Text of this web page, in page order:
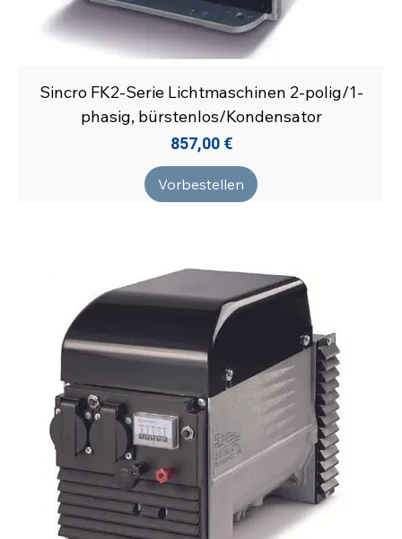
Sincro FK2-Serie Lichtmaschinen 2-polig/1-
phasig, bürstenlos/Kondensator
Preis
857,00 €
Vorbestellen